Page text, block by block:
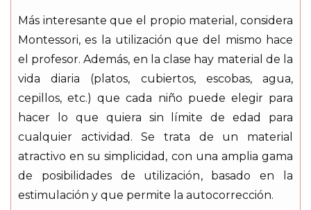
Más interesante que el propio material, considera
Montessori, es la utilización que del mismo hace
el profesor. Además, en la clase hay material de la
vida diaria (platos, cubiertos, escobas, agua,
cepillos, etc.) que cada niño puede elegir para
hacer lo que quiera sin límite de edad para
cualquier actividad. Se trata de un material
atractivo en su simplicidad, con una amplia gama
de posibilidades de utilización, basado en la
estimulación y que permite la autocorrección.